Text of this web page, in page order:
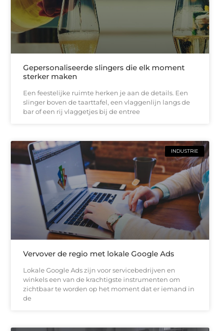
Gepersonaliseerde slingers die elk moment
sterker maken
Een feestelijke ruimte herken je aan de details. Een
slinger boven de taarttafel, een vlaggenlijn langs de
bar of een rij vlaggetjes bij de entree
INDUSTRIE
Vervover de regio met lokale Google Ads
Lokale Google Ads zijn voor servicebedrijven en
winkels een van de krachtigste instrumenten om
zichtbaar te worden op het moment dat er iemand in
de